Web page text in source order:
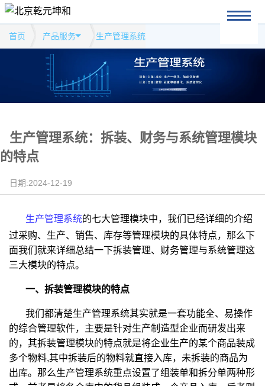
首页 产品服务 生产管理系统
生产管理系统：拆装、财务与系统管理模块
的特点
日期:2024-12-19
生产管理系统的七大管理模块中，我们已经详细的介绍
过采购、生产、销售、库存等管理模块的具体特点，那么下
面我们就来详细总结一下拆装管理、财务管理与系统管理这
三大模块的特点。
一、拆装管理模块的特点
我们都清楚生产管理系统其实就是一套功能全、易操作
的综合管理软件，主要是针对生产制造型企业而研发出来
的，其拆装管理模块的特点就是将企业生产的某个商品装成
多个物料,其中拆装后的物料就直接入库，未拆装的商品为
出库。那么生产管理系统重点设置了组装单和拆分单两种形